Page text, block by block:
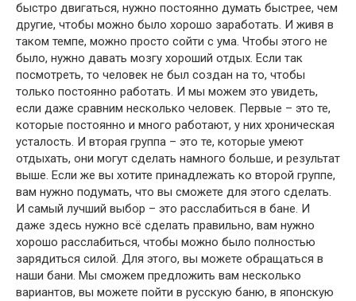
быстро двигаться, нужно постоянно думать быстрее, чем
другие, чтобы можно было хорошо заработать. И живя в
таком темпе, можно просто сойти с ума. Чтобы этого не
было, нужно давать мозгу хороший отдых. Если так
посмотреть, то человек не был создан на то, чтобы
только постоянно работать. И мы можем это увидеть,
если даже сравним несколько человек. Первые – это те,
которые постоянно и много работают, у них хроническая
усталость. И вторая группа – это те, которые умеют
отдыхать, они могут сделать намного больше, и результат
выше. Если же вы хотите принадлежать ко второй группе,
вам нужно подумать, что вы сможете для этого сделать.
И самый лучший выбор – это расслабиться в бане. И
даже здесь нужно всё сделать правильно, вам нужно
хорошо расслабиться, чтобы можно было полностью
зарядиться силой. Для этого, вы можете обращаться в
наши бани. Мы сможем предложить вам несколько
вариантов, вы можете пойти в русскую баню, в японскую